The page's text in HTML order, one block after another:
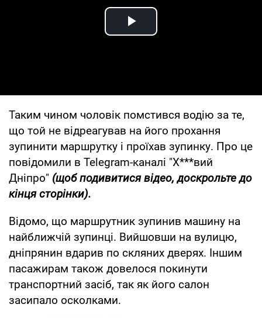
Play Video
Таким чином чоловік помстився водію за те,
що той не відреагував на його прохання
зупинити маршрутку і проїхав зупинку. Про це
повідомили в Telegram-каналі "Х***вий
Дніпро" (щоб подивитися відео, доскрольте до
кінця сторінки).
Відомо, що маршрутник зупинив машину на
найближчій зупинці. Вийшовши на вулицю,
дніпрянин вдарив по скляних дверях. Іншим
пасажирам також довелося покинути
транспортний засіб, так як його салон
засипало осколками.